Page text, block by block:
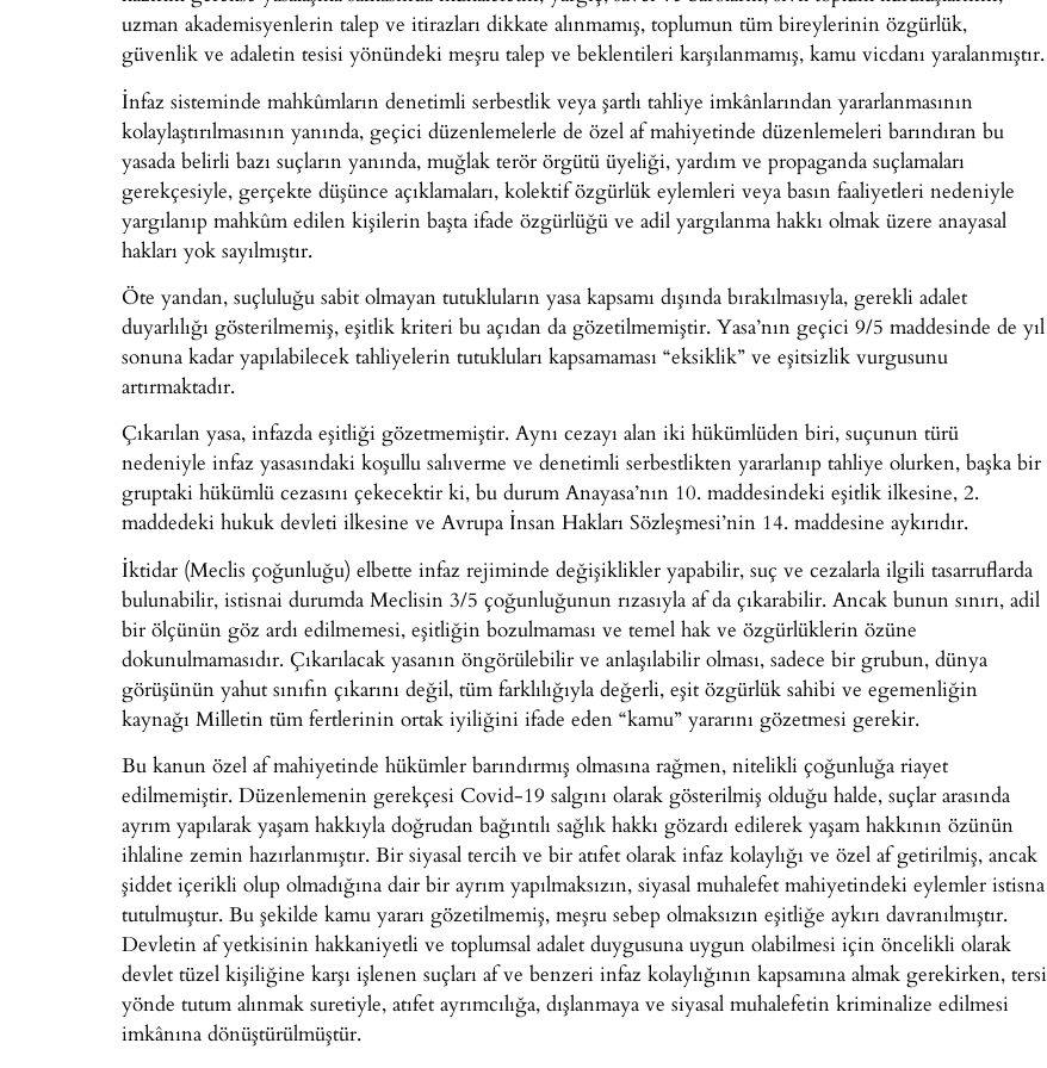
uzman akademisyenlerin talep ve itirazları dikkate alınmamış, toplumun tüm bireylerinin özgürlük,
güvenlik ve adaletin tesisi yönündeki meşru talep ve beklentileri karşılanmamış, kamu vicdanı yaralanmıştır.
İnfaz sisteminde mahkûmların denetimli serbestlik veya şartlı tahliye imkânlarından yararlanmasının
kolaylaştırılmasının yanında, geçici düzenlemelerle de özel af mahiyetinde düzenlemeleri barındıran bu
yasada belirli bazı suçların yanında, muğlak terör örgütü üyeliği, yardım ve propaganda suçlamaları
gerekçesiyle, gerçekte düşünce açıklamaları, kolektif özgürlük eylemleri veya basın faaliyetleri nedeniyle
yargılanıp mahkûm edilen kişilerin başta ifade özgürlüğü ve adil yargılanma hakkı olmak üzere anayasal
hakları yok sayılmıştır.
Öte yandan, suçluluğu sabit olmayan tutukluların yasa kapsamı dışında bırakılmasıyla, gerekli adalet
duyarlılığı gösterilmemiş, eşitlik kriteri bu açıdan da gözetilmemiştir. Yasa’nın geçici 9/5 maddesinde de yıl
sonuna kadar yapılabilecek tahliyelerin tutukluları kapsamaması “eksiklik” ve eşitsizlik vurgusunu
artırmaktadır.
Çıkarılan yasa, infazda eşitliği gözetmemiştir. Aynı cezayı alan iki hükümlüden biri, suçunun türü
nedeniyle infaz yasasındaki koşullu salıverme ve denetimli serbestlikten yararlanıp tahliye olurken, başka bir
gruptaki hükümlü cezasını çekecektir ki, bu durum Anayasa’nın 10. maddesindeki eşitlik ilkesine, 2.
maddedeki hukuk devleti ilkesine ve Avrupa İnsan Hakları Sözleşmesi’nin 14. maddesine aykırıdır.
İktidar (Meclis çoğunluğu) elbette infaz rejiminde değişiklikler yapabilir, suç ve cezalarla ilgili tasarruflarda
bulunabilir, istisnai durumda Meclisin 3/5 çoğunluğunun rızasıyla af da çıkarabilir. Ancak bunun sınırı, adil
bir ölçünün göz ardı edilmemesi, eşitliğin bozulmaması ve temel hak ve özgürlüklerin özüne
dokunulmamasıdır. Çıkarılacak yasanın öngörülebilir ve anlaşılabilir olması, sadece bir grubun, dünya
görüşünün yahut sınıfın çıkarını değil, tüm farklılığıyla değerli, eşit özgürlük sahibi ve egemenliğin
kaynağı Milletin tüm fertlerinin ortak iyiliğini ifade eden “kamu” yararını gözetmesi gerekir.
Bu kanun özel af mahiyetinde hükümler barındırmış olmasına rağmen, nitelikli çoğunluğa riayet
edilmemiştir. Düzenlemenin gerekçesi Covid-19 salgını olarak gösterilmiş olduğu halde, suçlar arasında
ayrım yapılarak yaşam hakkıyla doğrudan bağıntılı sağlık hakkı gözardı edilerek yaşam hakkının özünün
ihlaline zemin hazırlanmıştır. Bir siyasal tercih ve bir atıfet olarak infaz kolaylığı ve özel af getirilmiş, ancak
şiddet içerikli olup olmadığına dair bir ayrım yapılmaksızın, siyasal muhalefet mahiyetindeki eylemler istisna
tutulmuştur. Bu şekilde kamu yararı gözetilmemiş, meşru sebep olmaksızın eşitliğe aykırı davranılmıştır.
Devletin af yetkisinin hakkaniyetli ve toplumsal adalet duygusuna uygun olabilmesi için öncelikli olarak
devlet tüzel kişiliğine karşı işlenen suçları af ve benzeri infaz kolaylığının kapsamına almak gerekirken, tersi
yönde tutum alınmak suretiyle, atıfet ayrımcılığa, dışlanmaya ve siyasal muhalefetin kriminalize edilmesi
imkânına dönüştürülmüştür.